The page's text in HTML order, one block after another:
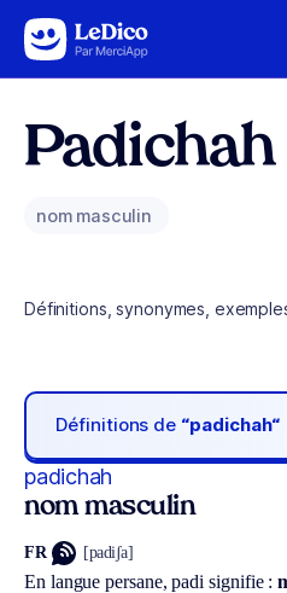
Aller au contenu
Padichah
nom masculin
Définitions, synonymes,
Définitions de “padichah“
padichah
nom masculin
FR [padiʃa]
En langue persane, padi signifie :